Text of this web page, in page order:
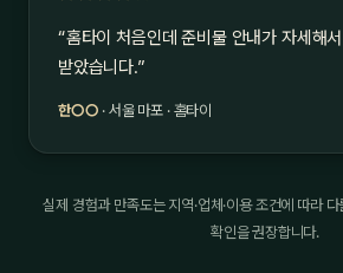
“홈타이 처음인데 준비물 안내가 자세해
받았습니다.”
한○○ · 서울 마포 · 홈타이
실제 경험과 만족도는 지역·업체·이용 조건에 따라
확인을 권장합니다.